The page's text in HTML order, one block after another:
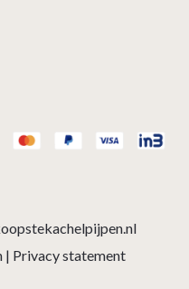
| Privacy statement